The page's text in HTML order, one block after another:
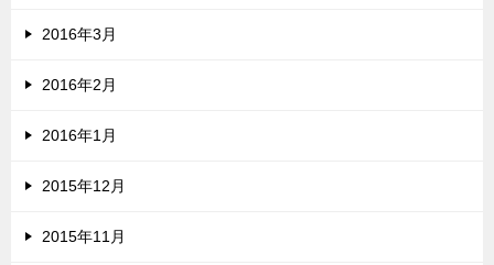
2016年3月
2016年2月
2016年1月
2015年12月
2015年11月